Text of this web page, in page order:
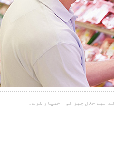
ليے حلال چیز کو اختیار کرے۔